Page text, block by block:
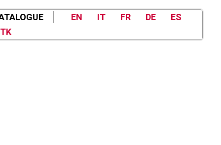
EN IT FR DE
ES
TK